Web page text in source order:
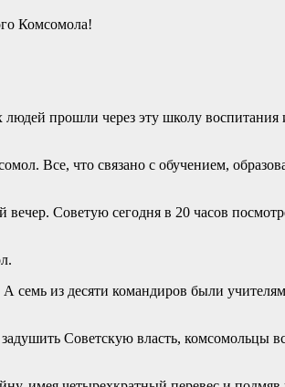
Комсомола!
прошли через эту школу
Все, что связано с обучением,
Советую сегодня в 20 часов
из десяти командиров были
Советскую власть, комсомольцы